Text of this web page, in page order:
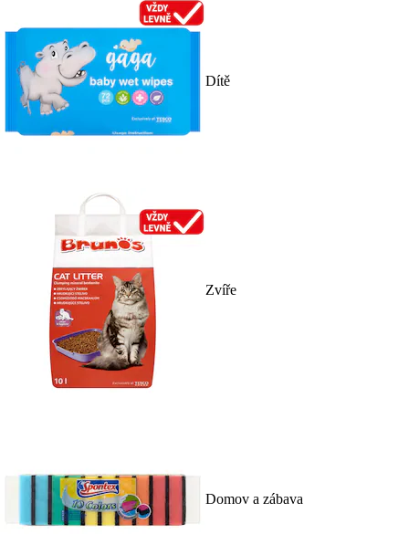
Dítě
Zvíře
Domov a zábava